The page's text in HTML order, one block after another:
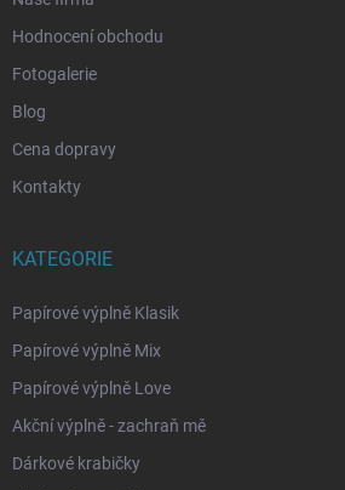
Hodnocení obchodu
Fotogalerie
Blog
Cena dopravy
Kontakty
KATEGORIE
Papírové výplně Klasik
Papírové výplně Mix
Papírové výplně Love
Akční výplně - zachraň mě
Dárkové krabičky